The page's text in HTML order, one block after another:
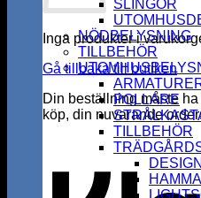
Inga produkter i
Gå tillbaka till butiken
Din beställning måste
köp, din nuvarande
SLINGOR
NÖDBELYSNING
TILLBEHÖR
POLLARE
TILLBEHÖR